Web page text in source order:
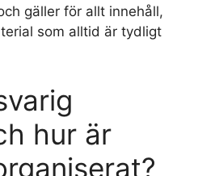
gäller för allt innehåll,
som alltid är tydligt
hur är